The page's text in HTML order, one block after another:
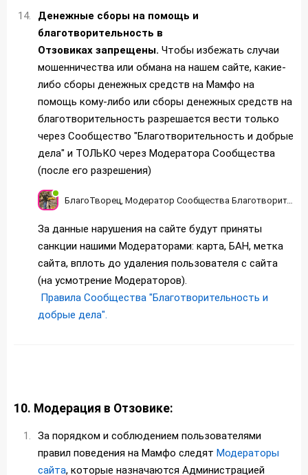
Денежные сборы на помощь и
благотворительность в
Отзовиках запрещены. Чтобы избежать случаи
мошенничества или обмана на нашем сайте, какие-
либо сборы денежных средств на Мамфо на
помощь кому-либо или сборы денежных средств на
благотворительность разрешается вести только
через Сообщество "Благотворительность и добрые
дела" и ТОЛЬКО через Модератора Сообщества
(после его разрешения)
БлагоТворец, Модератор Сообщества Благотворительность на Мамфо
За данные нарушения на сайте будут приняты
санкции нашими Модераторами: карта, БАН, метка
сайта, вплоть до удаления пользователя с сайта
(на усмотрение Модераторов).
Правила Сообщества "Благотворительность и
добрые дела".
10. Модерация в Отзовике:
За порядком и соблюдением пользователями
правил поведения на Мамфо следят Модераторы
сайта, которые назначаются Администрацией